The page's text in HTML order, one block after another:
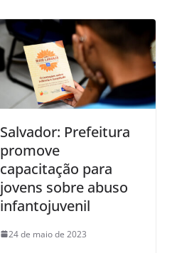
Salvador: Prefeitura
promove
capacitação para
jovens sobre abuso
infantojuvenil
24 de maio de 2023